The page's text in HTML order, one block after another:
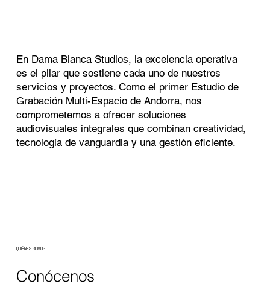
En Dama Blanca Studios, la excelencia operativa
es el pilar que sostiene cada uno de nuestros
servicios y proyectos. Como el primer Estudio de
Grabación Multi-Espacio de Andorra, nos
comprometemos a ofrecer soluciones
audiovisuales integrales que combinan creatividad,
tecnología de vanguardia y una gestión eficiente.​
QUIÉNES SOMOS
Conócenos